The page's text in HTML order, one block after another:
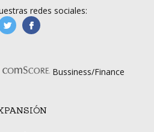
redes sociales:
manufacturaGE
Bussiness/Finance